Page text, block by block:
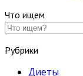
Что ищем
Рубрики
Диеты